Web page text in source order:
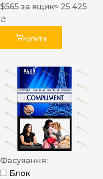
$565 за ящик≈ 25 425
₴
Купити
Фасування:
Блок